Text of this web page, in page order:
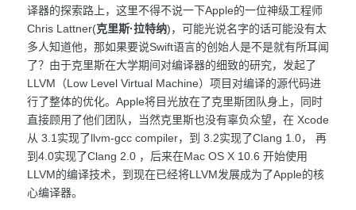
译器的探索路上，这里不得不说一下Apple的一位神级工程师
Chris Lattner(克里斯·拉特纳)，可能光说名字的话可能没有太
多人知道他，那如果要说Swift语言的创始人是不是就有所耳闻
了？由于克里斯在大学期间对编译器的细致的研究，发起了
LLVM（Low Level Virtual Machine）项目对编译的源代码进
行了整体的优化。Apple将目光放在了克里斯团队身上，同时
直接顾用了他们团队，当然克里斯也没有辜负众望，在 Xcode
从 3.1实现了llvm-gcc compiler，到 3.2实现了Clang 1.0， 再
到4.0实现了Clang 2.0 ，后来在Mac OS X 10.6 开始使用
LLVM的编译技术，到现在已经将LLVM发展成为了Apple的核
心编译器。